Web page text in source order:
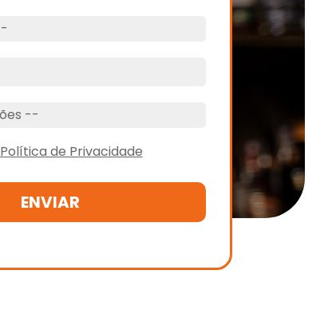
Política de Privacidade